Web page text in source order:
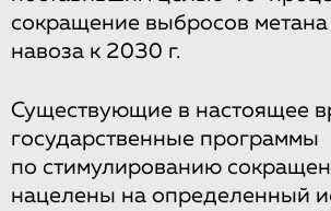
сокращение выбросов метана
навоза к 2030 г.
Существующие в настоящее
государственные программы
по стимулированию
нацелены на определенный